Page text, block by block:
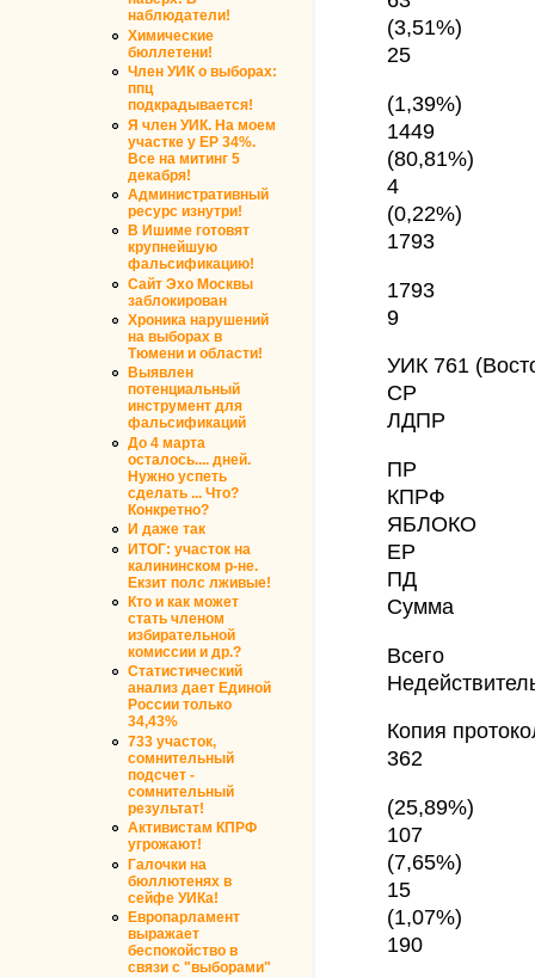
наблюдатели!
Химические
бюллетени!
Член УИК о выборах:
ппц
подкрадывается!
Я член УИК. На моем
участке у ЕР 34%.
Все на митинг 5
декабря!
Административный
ресурс изнутри!
В Ишиме готовят
крупнейшую
фальсификацию!
Сайт Эхо Москвы
заблокирован
Хроника нарушений
на выборах в
Тюмени и области!
Выявлен
потенциальный
инструмент для
фальсификаций
До 4 марта
осталось.... дней.
Нужно успеть
сделать ... Что?
Конкретно?
И даже так
ИТОГ: участок на
калининском р-не.
Екзит полс лживые!
Кто и как может
стать членом
избирательной
комиссии и др.?
Статистический
анализ дает Единой
России только
34,43%
733 участок,
сомнительный
подсчет -
сомнительный
результат!
Активистам КПРФ
угрожают!
Галочки на
бюллютенях в
сейфе УИКа!
Европарламент
выражает
беспокойство в
связи с "выборами"
(3,51%)
25
(1,39%)
1449
(80,81%)
4
(0,22%)
1793
1793
9
УИК 761
СР
ЛДПР
ПР
КПРФ
ЯБЛОКО
ЕР
ПД
Сумма
Всего
Копия
362
(25,89%)
107
(7,65%)
15
(1,07%)
190